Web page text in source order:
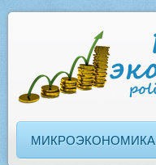
МИКРОЭКОНОМИКА